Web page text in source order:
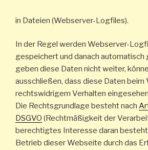
in Dateien (Webserver-Logfiles).
In der Regel werden Webserver-
gespeichert und danach automatisch
geben diese Daten nicht weiter,
ausschließen, dass diese Daten beim
rechtswidrigem Verhalten
Die Rechtsgrundlage besteht nach
DSGVO (Rechtmäßigkeit der
berechtigtes Interesse daran
Betrieb dieser Webseite durch das